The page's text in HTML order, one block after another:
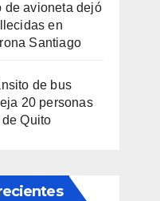
de avioneta dejó
en
Santiago
de bus
20 personas
Quito